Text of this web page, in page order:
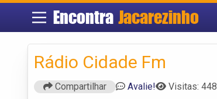
Encontra Jacarezinho
Rádio Cidade Fm
Compartilhar Avalie! Visitas: 448